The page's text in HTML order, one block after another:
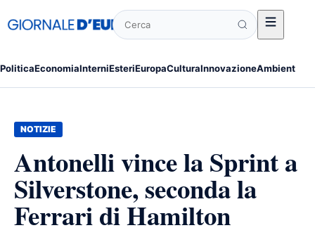
PoliticaEconomiaInterniEsteriEuropaCulturaInnovazioneAmbiente
Cerca
NOTIZIE
Antonelli vince la Sprint a
Silverstone, seconda la
Ferrari di Hamilton